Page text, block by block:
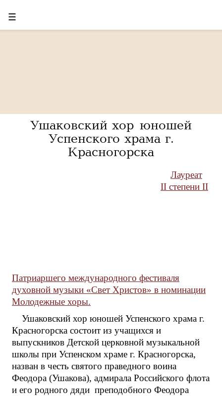
☰
Ушаковский хор юношей
Успенского храма г.
Красногорска
Лауреат
II степени II
Патриаршего международного фестиваля
духовной музыки «Свет Христов» в номинации
Молодежные хоры.
Ушаковский хор юношей Успенского храма г.
Красногорска состоит из учащихся и
выпускников Детской церковной музыкальной
школы при Успенском храме г. Красногорска,
назван в честь святого праведного воина
Феодора (Ушакова), адмирала Российского флота
и его родного дяди преподобного Феодора